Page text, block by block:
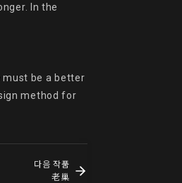
In the
must be a better
method for
다음 작품
老巢